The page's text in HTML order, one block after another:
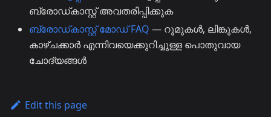
ബ്രോഡ്കാസ്റ്റ് അവതരിപ്പിക്കുക
ബ്രോഡ്കാസ്റ്റ് മോഡ് FAQ — റൂമുകൾ, ലിങ്കുകൾ,
കാഴ്ചക്കാർ എന്നിവയെക്കുറിച്ചുള്ള പൊതുവായ
ചോദ്യങ്ങൾ
Edit this page